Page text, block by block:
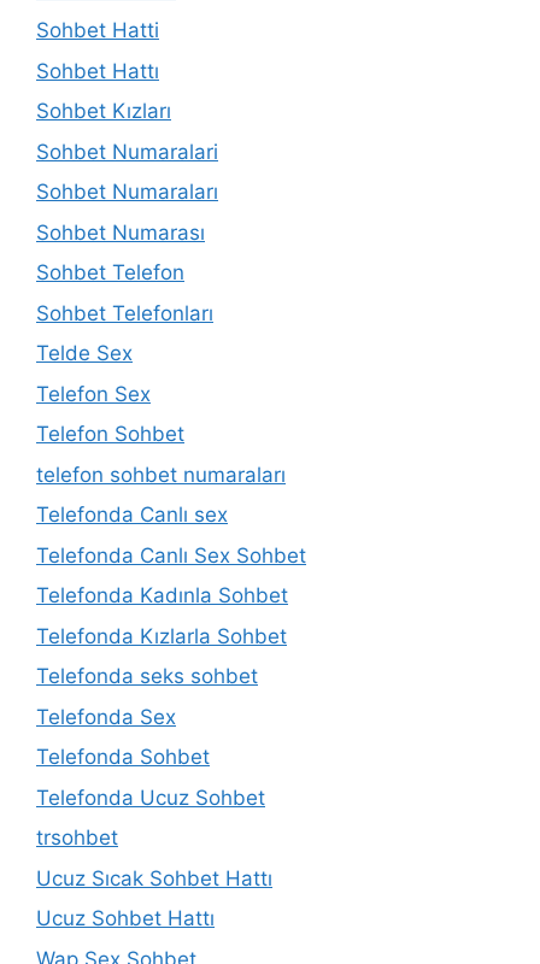
Sohbet Hatti
Sohbet Hattı
Sohbet Kızları
Sohbet Numaralari
Sohbet Numaraları
Sohbet Numarası
Sohbet Telefon
Sohbet Telefonları
Telde Sex
Telefon Sex
Telefon Sohbet
telefon sohbet numaraları
Telefonda Canlı sex
Telefonda Canlı Sex Sohbet
Telefonda Kadınla Sohbet
Telefonda Kızlarla Sohbet
Telefonda seks sohbet
Telefonda Sex
Telefonda Sohbet
Telefonda Ucuz Sohbet
trsohbet
Ucuz Sıcak Sohbet Hattı
Ucuz Sohbet Hattı
Wap Sex Sohbet